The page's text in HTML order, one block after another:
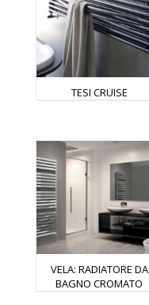
TESI CRUISE
VELA: RADIATORE DA
BAGNO CROMATO